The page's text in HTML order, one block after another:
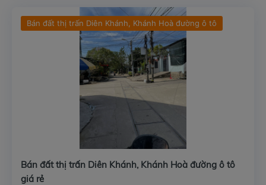
Bán đất thị trấn Diên Khánh, Khánh Hoà đường ô tô
Bán đất thị trấn Diên Khánh, Khánh Hoà đường ô tô
giá rẻ